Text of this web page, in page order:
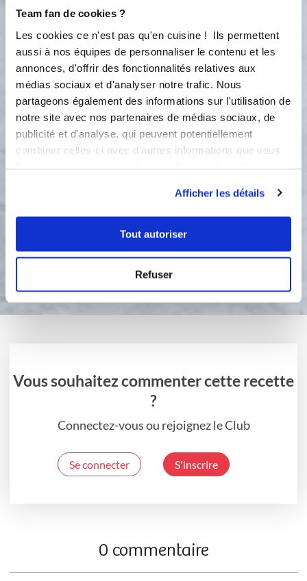
Team fan de cookies ?
Les cookies ce n'est pas qu'en cuisine ! Ils permettent
aussi à nos équipes de personnaliser le contenu et les
annonces, d'offrir des fonctionnalités relatives aux
médias sociaux et d'analyser notre trafic. Nous
partageons également des informations sur l'utilisation de
notre site avec nos partenaires de médias sociaux, de
publicité et d'analyse, qui peuvent potentiellement
combiner celles-ci avec d'autres informations que vous
Afficher les détails
Tout autoriser
Refuser
chaud s'apparente plus à une boisson
de chocolatier qu'à un chocolat
chaud classique : il est très fort et
concentré en cacao. Vous pouvez
donc parfaitement ajouter du lait si
vous le préférez plus léger.
Accessoire(s) :
80 °C
Bon appétit !
Vous souhaitez commenter cette recette
?
Connectez-vous ou rejoignez le Club
Se connecter S'inscrire
0 commentaire